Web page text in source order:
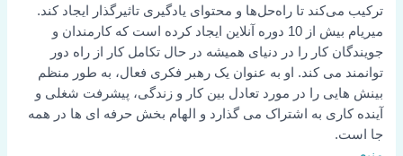
ترکیب می‌کند تا راه‌حل‌ها و محتوای یادگیری تاثیرگذار ایجاد کند.
میریام بیش از 10 دوره آنلاین ایجاد کرده است که کارمندان و
جویندگان کار را در دنیای همیشه در حال تکامل کار از راه دور
توانمند می کند. او به عنوان یک رهبر فکری فعال، به طور منظم
بینش هایی را در مورد تعادل بین کار و زندگی، پیشرفت شغلی و
آینده کاری به اشتراک می گذارد و الهام بخش حرفه ای ها در همه
جا است.